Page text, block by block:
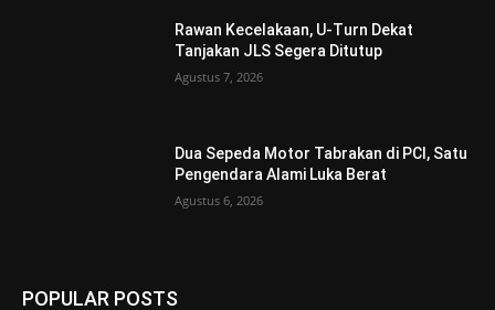
Rawan Kecelakaan, U-Turn Dekat
Tanjakan JLS Segera Ditutup
Agustus 7, 2026
Dua Sepeda Motor Tabrakan di PCI, Satu
Pengendara Alami Luka Berat
Agustus 6, 2026
POPULAR POSTS